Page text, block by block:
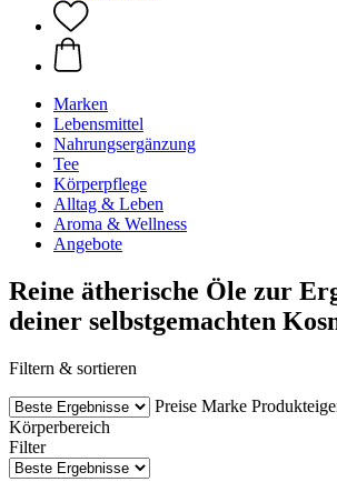
Marken
Lebensmittel
Nahrungsergänzung
Tee
Körperpflege
Alltag & Leben
Aroma & Wellness
Angebote
Reine ätherische Öle zur
deiner selbstgemachten
Filtern & sortieren
Preise Marke
Körperbereich
Filter